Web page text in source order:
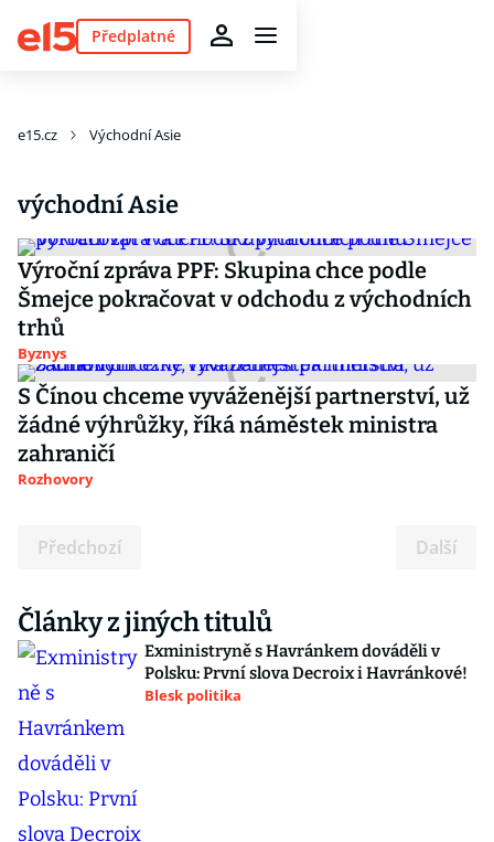
Předplatné
e15.cz Východní Asie
východní Asie
Výroční zpráva PPF: Skupina chce podle
Šmejce pokračovat v odchodu z východních
trhů
Byznys
S Čínou chceme vyváženější partnerství, už
žádné výhrůžky, říká náměstek ministra
zahraničí
Rozhovory
Předchozí Další
Články z jiných titulů
Exministryně s Havránkem dováděli v
Polsku: První slova Decroix i Havránkové!
Blesk politika